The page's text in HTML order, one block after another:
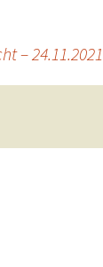
– 24.11.2021